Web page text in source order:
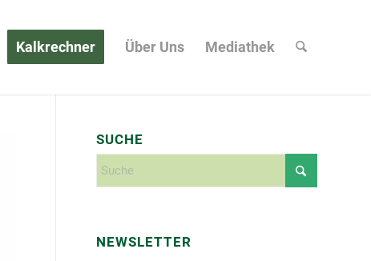
Kalkrechner Über Uns Mediathek
SUCHE
NEWSLETTER